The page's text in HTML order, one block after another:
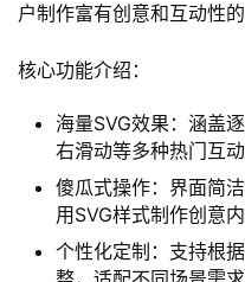
户制作富有创意和互动性的
核心功能介绍：
海量SVG效果：涵盖
右滑动等多种热门互
傻瓜式操作：界面简
用SVG样式制作创意
个性化定制：支持根